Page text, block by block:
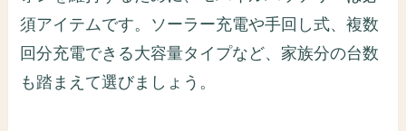
須アイテムです。ソーラー充電や手回し式、複数
回分充電できる大容量タイプなど、家族分の台数
も踏まえて選びましょう。